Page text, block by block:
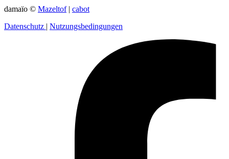
damaïo © Mazeltof| cabot
Datenschutz | Nutzungsbedingungen